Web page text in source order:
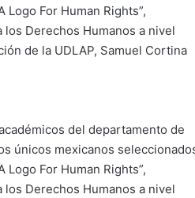
For Human Rights”,
Derechos Humanos a nivel
de la UDLAP, Samuel Cortina
del departamento de
únicos mexicanos
For Human Rights”,
Derechos Humanos a nivel